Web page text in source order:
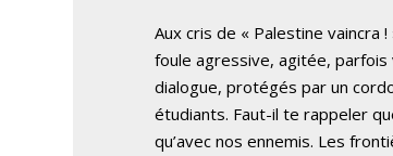
Aux cris de « Palestine vaincra
foule agressive, agitée,
dialogue, protégés par un
étudiants. Faut-il te rappeler
qu’avec nos ennemis. Les